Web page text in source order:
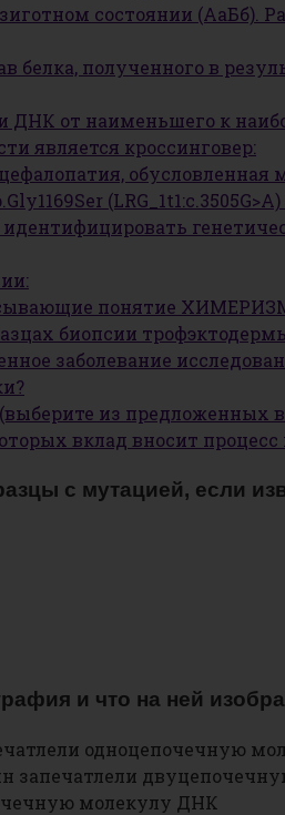
состоянии (АаБб).
белка, полученного в
ДНК от наименьшего к
является кроссинговер:
обусловленная
понятие
биопсии
заболевание
из предложенных
вклад вносит
с мутацией, если
и что на ней
одноцепочечную
запечатлели
молекулу ДНК